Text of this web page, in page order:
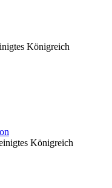
Königreich
Königreich